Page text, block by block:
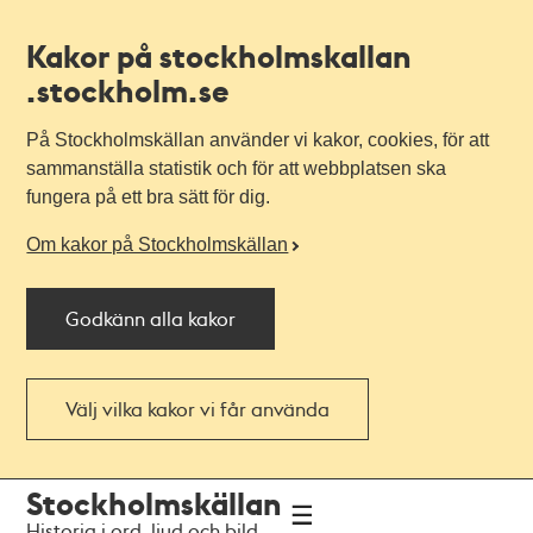
Kakor på stockholmskallan
.stockholm.se
På Stockholmskällan använder vi kakor, cookies, för att
sammanställa statistik och för att webbplatsen ska
fungera på ett bra sätt för dig.
Om kakor på Stockholmskällan
Godkänn alla kakor
Välj vilka kakor vi får använda
navigationen
huvudinnehållet
Stockholmskällan